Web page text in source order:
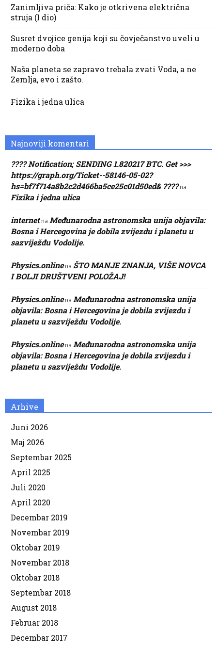
Zanimljiva priča: Kako je otkrivena električna
struja (I dio)
Susret dvojice genija koji su čovječanstvo uveli u
moderno doba
Naša planeta se zapravo trebala zvati Voda, a ne
Zemlja, evo i zašto.
Fizika i jedna ulica
Najnoviji komentari
???? Notification; SENDING 1.820217 BTC. Get >>>
https://graph.org/Ticket--58146-05-02?
hs=bf7f714a8b2c2d466ba5ce25c01d50ed& ????na
Fizika i jedna ulica
internetna Međunarodna astronomska unija objavila:
Bosna i Hercegovina je dobila zvijezdu i planetu u
sazviježđu Vodolije.
Physics.onlinena ŠTO MANJE ZNANJA, VIŠE NOVCA
I BOLJI DRUŠTVENI POLOŽAJ!
Physics.onlinena Međunarodna astronomska unija
objavila: Bosna i Hercegovina je dobila zvijezdu i
planetu u sazviježđu Vodolije.
Physics.onlinena Međunarodna astronomska unija
objavila: Bosna i Hercegovina je dobila zvijezdu i
planetu u sazviježđu Vodolije.
Arhive
Juni 2026
Maj 2026
Septembar 2025
April 2025
Juli 2020
April 2020
Decembar 2019
Novembar 2019
Oktobar 2019
Novembar 2018
Oktobar 2018
Septembar 2018
August 2018
Februar 2018
Decembar 2017